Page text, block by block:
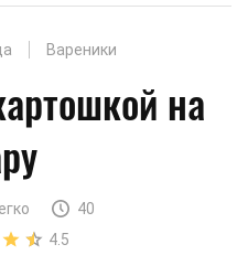
Вареники
на
40
4.5